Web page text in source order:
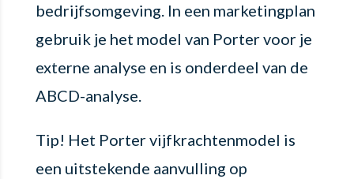
bedrijfsomgeving. In een marketingplan
gebruik je het model van Porter voor je
externe analyse en is onderdeel van de
ABCD-analyse.
Tip! Het Porter vijfkrachtenmodel is
een uitstekende aanvulling op